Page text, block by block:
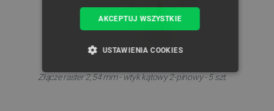
Złącze raster 2,54 mm - wtyk kątowy 2-pinowy - 5 szt.
AKCEPTUJ WSZYSTKIE
USTAWIENIA COOKIES
NIEZBĘDNE WYDAJNOŚĆ